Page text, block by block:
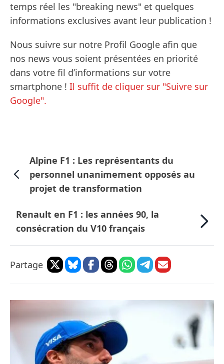
temps réel les "breaking news" et quelques
informations exclusives avant leur publication !
Nous suivre sur notre Profil Google afin que
nos news vous soient présentées en priorité
dans votre fil d’informations sur votre
smartphone ! Il suffit de cliquer sur "Suivre sur
Google".
Alpine F1 : Les représentants du
personnel unanimement opposés au
projet de transformation
Renault en F1 : les années 90, la
consécration du V10 français
Partage